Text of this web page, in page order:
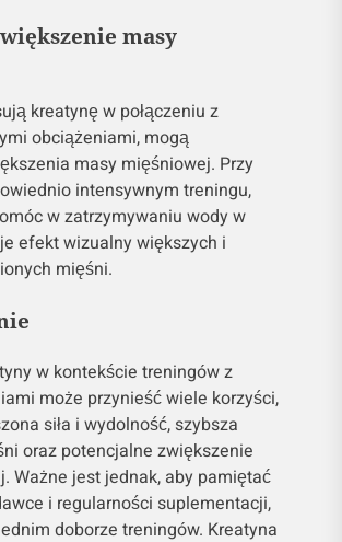
masy
kreatynę w połączeniu z
obciążeniami, mogą
masy mięśniowej. Przy
intensywnym treningu,
w zatrzymywaniu wody w
efekt wizualny większych i
mięśni.
w kontekście treningów z
może przynieść wiele korzyści,
siła i wydolność, szybsza
oraz potencjalne zwiększenie
Ważne jest jednak, aby pamiętać
i regularności suplementacji,
doborze treningów. Kreatyna